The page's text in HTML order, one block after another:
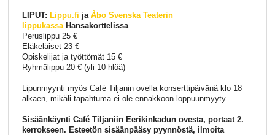
LIPUT: Lippu.fi ja Åbo Svenska Teaterin
lippukassaHansakorttelissa
Peruslippu 25 €
Eläkeläiset 23 €
Opiskelijat ja työttömät 15 €
Ryhmälippu 20 € (yli 10 hlöä)
Lipunmyynti myös Café Tiljanin ovella konserttipäivänä klo 18
alkaen, mikäli tapahtuma ei ole ennakkoon loppuunmyyty.
Sisäänkäynti Café Tiljaniin Eerikinkadun ovesta, portaat 2.
kerrokseen. Esteetön sisäänpääsy pyynnöstä, ilmoita